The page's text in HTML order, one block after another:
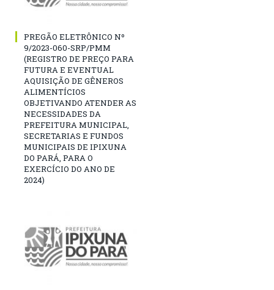
PREGÃO ELETRÔNICO Nº
9/2023-060-SRP/PMM
(REGISTRO DE PREÇO PARA
FUTURA E EVENTUAL
AQUISIÇÃO DE GÊNEROS
ALIMENTÍCIOS
OBJETIVANDO ATENDER AS
NECESSIDADES DA
PREFEITURA MUNICIPAL,
SECRETARIAS E FUNDOS
MUNICIPAIS DE IPIXUNA
DO PARÁ, PARA O
EXERCÍCIO DO ANO DE
2024)